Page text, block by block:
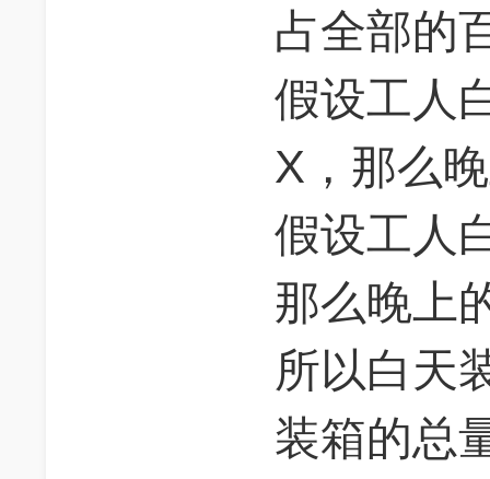
占全部的
假设工人
X，那么
假设工人
那么晚上
所以白天
装箱的总